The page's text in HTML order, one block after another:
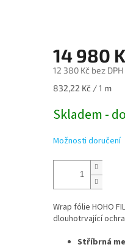
14 980
12 380 Kč bez DPH
Měrná
832,22 Kč / 1 m
Skladem -
Možnosti doručení
Wrap fólie HOHO
dlouhotrvající
Stříbrná